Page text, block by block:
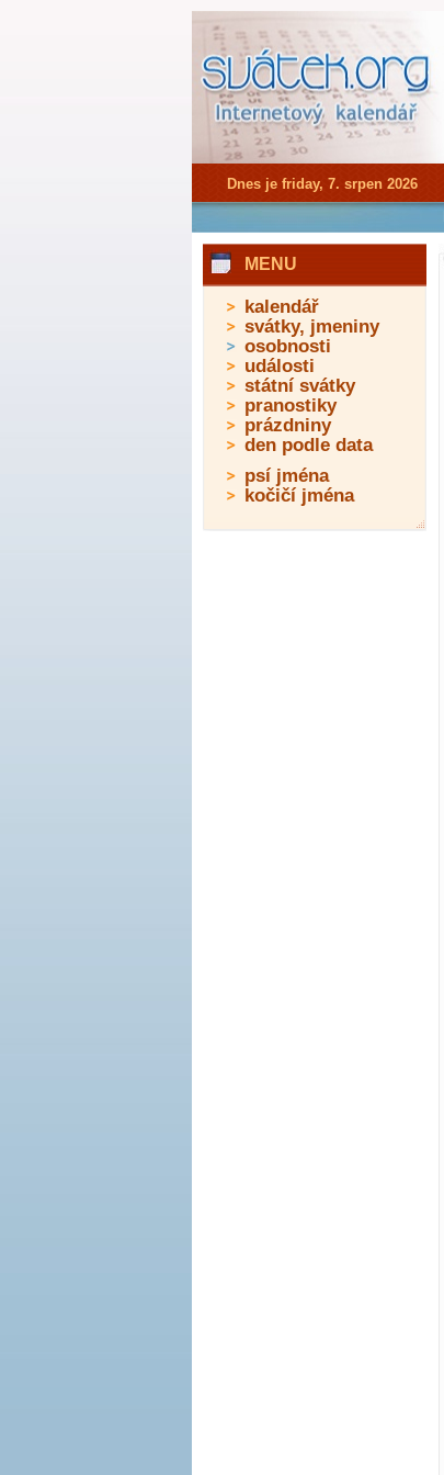
MENU
kalendář
svátky, jmeniny
osobnosti
události
státní svátky
pranostiky
prázdniny
den podle data
psí jména
kočičí jména
Dnes je friday, 7. srpen 2026